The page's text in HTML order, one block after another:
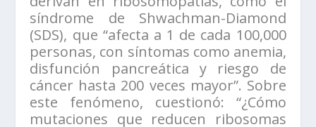
síndrome de Shwachman-Diamond
(SDS), que “afecta a 1 de cada 100,000
personas, con síntomas como anemia,
disfunción pancreática y riesgo de
cáncer hasta 200 veces mayor”. Sobre
este fenómeno, cuestionó: “¿Cómo
mutaciones que reducen ribosomas